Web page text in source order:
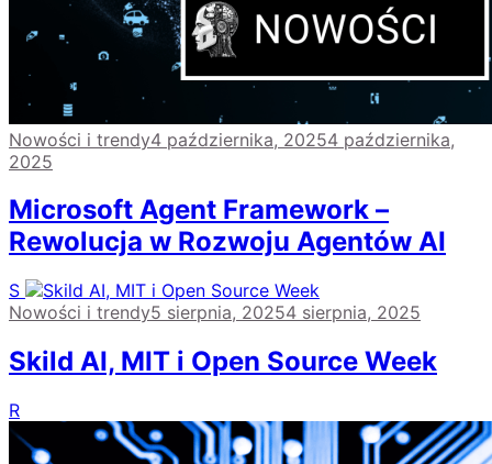
Nowości i trendy4 października, 20254 października,
2025
Microsoft Agent Framework –
Rewolucja w Rozwoju Agentów AI
S
Nowości i trendy5 sierpnia, 20254 sierpnia, 2025
Skild AI, MIT i Open Source Week
R